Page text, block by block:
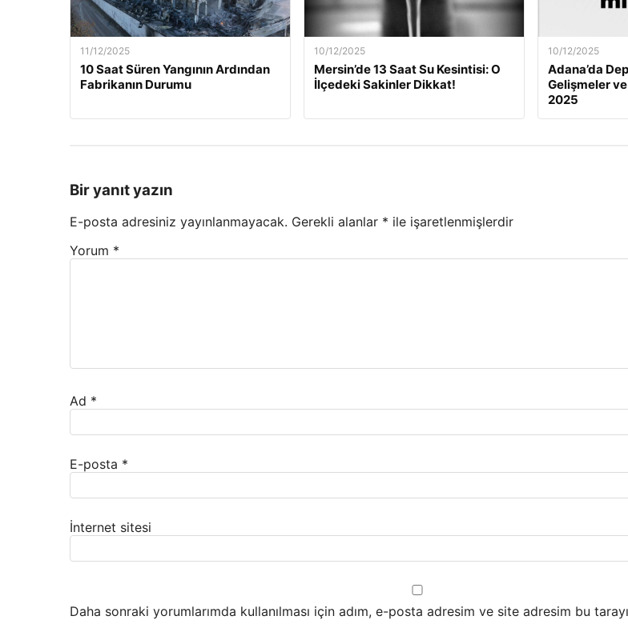
11/12/2025
10 Saat Süren Yangının Ardından
Fabrikanın Durumu
10/12/2025
Mersin’de 13 Saat Su Kesintisi: O
İlçedeki Sakinler Dikkat!
10/12/2025
Adana’da
Gelişmeler
2025
Bir yanıt yazın
E-posta adresiniz yayınlanmayacak. Gerekli alanlar * ile işaretlenmişlerdir
Yorum *
Ad *
E-posta *
İnternet sitesi
Daha sonraki yorumlarımda kullanılması için adım, e-posta adresim ve site adresim bu